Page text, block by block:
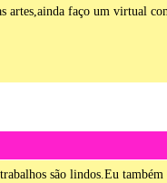
artes,ainda faço um virtual
são lindos.Eu